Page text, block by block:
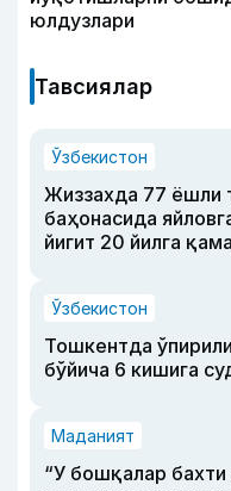
юлдузлари
Тавсиялар
Ўзбекистон
Жиззахда 77 ёшли
баҳонасида
йигит 20 йилга
Ўзбекистон
Тошкентда
бўйича 6 кишига
Маданият
“У бошқалар бахти